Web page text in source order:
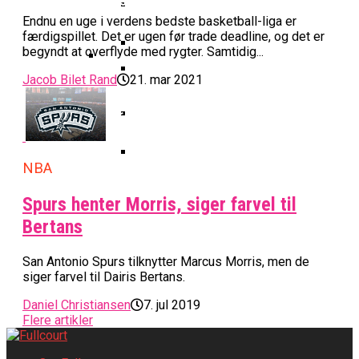
Bakken Bears Åbner FIBA Europe
Cup Med Smalt Nederlag
Imponerede Stort I Debut I Youth
Champions League
Danske Tobias Jensen Fik
Portland Trail Blazers I NBA-
USA
Basketball-OL 2024: Se
Grupperne Og Sæt Krydser I Din
Kalender
Basketligaen
Medlemstal I Dansk Basket Boomer:
Fremgang For 12. År I Træk
Endnu en uge i verdens bedste basketball-liga er
færdigspillet. Det er ugen før trade deadline, og det er
begyndt at overflyde med rygter. Samtidig...
Jacob Bilet Rand
21. mar 2021
NBA
Spurs henter Morris, siger farvel til
Bertans
San Antonio Spurs tilknytter Marcus Morris, men de
siger farvel til Dairis Bertans.
Daniel Christiansen
7. jul 2019
Flere artikler